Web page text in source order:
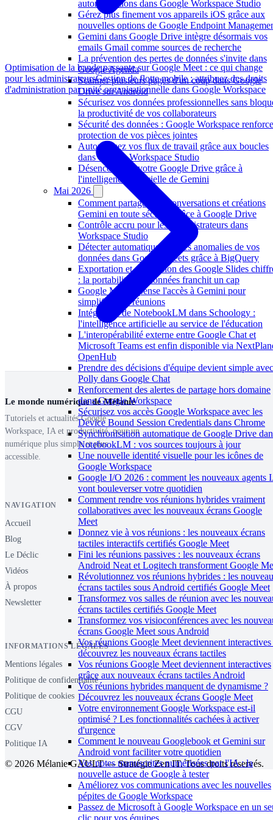
automatisations dans Google Workspace Studio
Gérez plus finement vos appareils iOS grâce aux
nouvelles options de Google Endpoint
Gemini dans Google Drive intègre désormais vos
emails Gmail comme sources de recherche
La prévention des pertes de données s'invite dans
Google Agenda
Scanner plusieurs pages d'un coup dans Google
Drive sur Android
Sécurisez vos données professionnelles sans
la productivité de vos collaborateurs
Sécurité des données : Google Workspace
protection de vos pièces jointes
Automatisez vos flux de travail grâce aux boucles
dans Google Workspace Studio
Désencombrez votre Google Drive grâce à
l'intelligence artificielle de Gemini
Mai 2026
Comment partager vos conversations et créations
Gemini en toute sécurité grâce à Google Drive
Contrôle accru pour les administrateurs dans
Workspace Studio
Détecter automatiquement les anomalies de vos
données dans Google Sheets grâce à BigQuery
Exportation et conversion des Google Slides
: la portabilité des données franchit un cap
Google Meet repense l'accès à Gemini pour
simplifier vos réunions
Intégration de NotebookLM dans Schoology :
l'intelligence artificielle au service de l'éducation
L'interopérabilité externe entre Google Chat et
Microsoft Teams est enfin disponible via
OpenHub
Prendre des décisions d'équipe devient simple avec
Polly dans Google Chat
Renforcement des alertes de partage hors domaine
dans Google Workspace
Sécurisez vos accès Google Workspace avec les
Device Bound Session Credentials dans Chrome
Synchronisation automatique de Google Drive
NotebookLM : vos sources toujours à jour
Une nouvelle identité visuelle pour les icônes de
Google Workspace
Google I/O 2026 : comment les nouveaux agents
vont bouleverser votre quotidien
Comment rendre vos réunions hybrides vraiment
collaboratives avec les nouveaux écrans Google
Meet
Donnez vie à vos réunions : les nouveaux écrans
tactiles interactifs certifiés Google Meet
Fini les réunions passives : les nouveaux écrans
Android Neat et Logitech transforment Google
Révolutionnez vos réunions hybrides : les
écrans tactiles sous Android certifiés Google Meet
Transformez vos salles de réunion avec les
écrans tactiles certifiés Google Meet
Transformez vos visioconférences avec les
écrans Google Meet sous Android
Vos réunions Google Meet deviennent interactives
découvrez les nouveaux écrans tactiles
Vos réunions Google Meet deviennent interactives
grâce aux nouveaux écrans tactiles Android
Vos réunions hybrides manquent de dynamisme ?
Découvrez les nouveaux écrans Google Meet
Votre environnement Google Workspace est-il
optimisé ? Les fonctionnalités cachées à activer
d'urgence
Comment le nouveau Googlebook et Gemini sur
Android vont faciliter votre quotidien
Vos notes manuscrites numérisées par l'IA : la
nouvelle astuce de Google à tester
Améliorez vos communications avec les nouvelles
pépites de Google Workspace
Passez de Microsoft à Google Workspace en un
clic pour vos équipes
Optimisation de la bande passante sur Google Meet : ce qui change
pour les administrateursGestion de flotte mobile : attribuez des droits
d'administration par unité organisationnelle dans Google Workspace
Le monde numérique de Mélanie
Tutoriels et actualités Google
Workspace, IA et productivité, pour un
numérique plus simple et plus
accessible.
NAVIGATION
Accueil
Blog
Le Déclic
Vidéos
À propos
Newsletter
INFORMATIONS LÉGALES
Mentions légales
Politique de confidentialité
Politique de cookies
CGU
CGV
Politique IA
© 2026 Mélanie GAULT — Stratégie Zen IT. Tous droits réservés.